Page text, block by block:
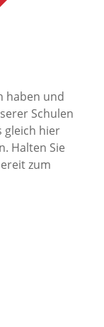
haben und
Schulen
gleich hier
Halten Sie
zum